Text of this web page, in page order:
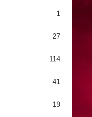
1
27
114
41
19